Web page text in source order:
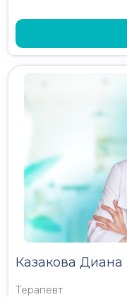
Казакова Диана
Терапевт